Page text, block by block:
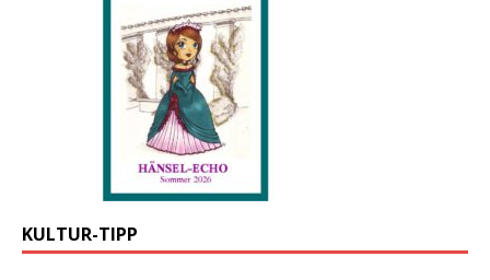
KULTUR-TIPP